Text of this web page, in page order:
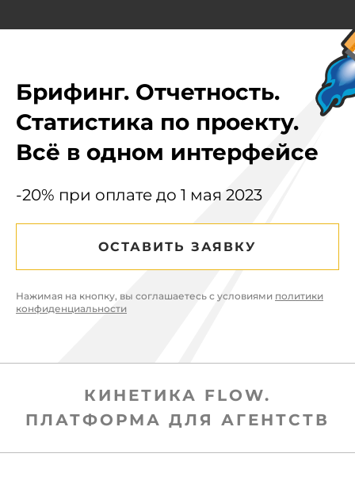
Брифинг. Отчетность.
Статистика по проекту.
Всё в одном интерфейсе
-20% при оплате до 1 мая 2023
ОСТАВИТЬ ЗАЯВКУ
Нажимая на кнопку, вы соглашаетесь с условиями политики
конфиденциальности
КИНЕТИКА FLOW.
ПЛАТФОРМА ДЛЯ АГЕНТСТВ